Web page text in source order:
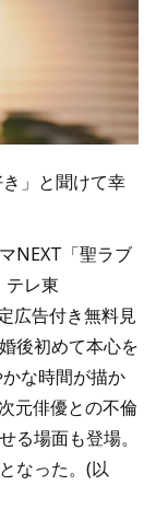
」と聞けて幸
NEXT「聖ラブ
テレ東
広告付き無料見
後初めて本心を
な時間が描か
元俳優との不倫
る場面も登場。
なった。(以